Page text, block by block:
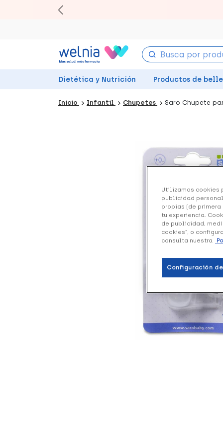
Dietética y Nutrición Productos de
Inicio Infantil Chupetes Saro Chupete
Utilizamos cookies
publicidad
propias (de
tu experiencia.
de publicidad,
cookies”, o
consulta nuestra
Configuración